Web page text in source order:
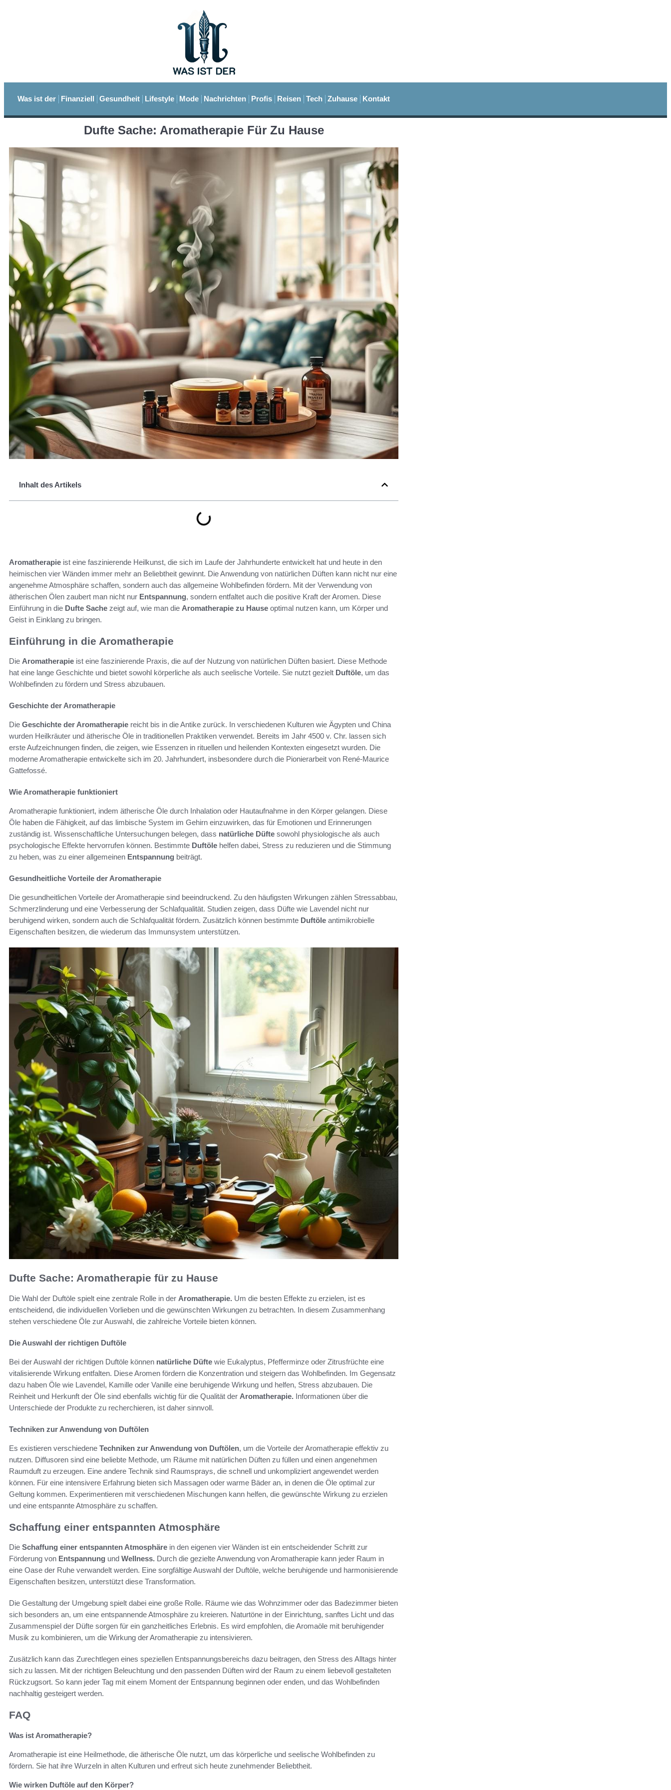
Was ist der Finanziell Gesundheit Lifestyle Mode Nachrichten Profis Reisen Tech Zuhause Kontakt
Dufte Sache: Aromatherapie Für Zu Hause
Inhalt des Artikels
Aromatherapie ist eine faszinierende Heilkunst, die sich im Laufe der Jahrhunderte entwickelt hat und heute in den
heimischen vier Wänden immer mehr an Beliebtheit gewinnt. Die Anwendung von natürlichen Düften kann nicht nur eine
angenehme Atmosphäre schaffen, sondern auch das allgemeine Wohlbefinden fördern. Mit der Verwendung von
ätherischen Ölen zaubert man nicht nur Entspannung, sondern entfaltet auch die positive Kraft der Aromen. Diese
Einführung in die Dufte Sache zeigt auf, wie man die Aromatherapie zu Hause optimal nutzen kann, um Körper und
Geist in Einklang zu bringen.
Einführung in die Aromatherapie
Die Aromatherapie ist eine faszinierende Praxis, die auf der Nutzung von natürlichen Düften basiert. Diese Methode
hat eine lange Geschichte und bietet sowohl körperliche als auch seelische Vorteile. Sie nutzt gezielt Duftöle, um das
Wohlbefinden zu fördern und Stress abzubauen.
Geschichte der Aromatherapie
Die Geschichte der Aromatherapie reicht bis in die Antike zurück. In verschiedenen Kulturen wie Ägypten und China
wurden Heilkräuter und ätherische Öle in traditionellen Praktiken verwendet. Bereits im Jahr 4500 v. Chr. lassen sich
erste Aufzeichnungen finden, die zeigen, wie Essenzen in rituellen und heilenden Kontexten eingesetzt wurden. Die
moderne Aromatherapie entwickelte sich im 20. Jahrhundert, insbesondere durch die Pionierarbeit von René-Maurice
Gattefossé.
Wie Aromatherapie funktioniert
Aromatherapie funktioniert, indem ätherische Öle durch Inhalation oder Hautaufnahme in den Körper gelangen. Diese
Öle haben die Fähigkeit, auf das limbische System im Gehirn einzuwirken, das für Emotionen und Erinnerungen
zuständig ist. Wissenschaftliche Untersuchungen belegen, dass natürliche Düfte sowohl physiologische als auch
psychologische Effekte hervorrufen können. Bestimmte Duftöle helfen dabei, Stress zu reduzieren und die Stimmung
zu heben, was zu einer allgemeinen Entspannung beiträgt.
Gesundheitliche Vorteile der Aromatherapie
Die gesundheitlichen Vorteile der Aromatherapie sind beeindruckend. Zu den häufigsten Wirkungen zählen Stressabbau,
Schmerzlinderung und eine Verbesserung der Schlafqualität. Studien zeigen, dass Düfte wie Lavendel nicht nur
beruhigend wirken, sondern auch die Schlafqualität fördern. Zusätzlich können bestimmte Duftöle antimikrobielle
Eigenschaften besitzen, die wiederum das Immunsystem unterstützen.
Dufte Sache: Aromatherapie für zu Hause
Die Wahl der Duftöle spielt eine zentrale Rolle in der Aromatherapie. Um die besten Effekte zu erzielen, ist es
entscheidend, die individuellen Vorlieben und die gewünschten Wirkungen zu betrachten. In diesem Zusammenhang
stehen verschiedene Öle zur Auswahl, die zahlreiche Vorteile bieten können.
Die Auswahl der richtigen Duftöle
Bei der Auswahl der richtigen Duftöle können natürliche Düfte wie Eukalyptus, Pfefferminze oder Zitrusfrüchte eine
vitalisierende Wirkung entfalten. Diese Aromen fördern die Konzentration und steigern das Wohlbefinden. Im Gegensatz
dazu haben Öle wie Lavendel, Kamille oder Vanille eine beruhigende Wirkung und helfen, Stress abzubauen. Die
Reinheit und Herkunft der Öle sind ebenfalls wichtig für die Qualität der Aromatherapie. Informationen über die
Unterschiede der Produkte zu recherchieren, ist daher sinnvoll.
Techniken zur Anwendung von Duftölen
Es existieren verschiedene Techniken zur Anwendung von Duftölen, um die Vorteile der Aromatherapie effektiv zu
nutzen. Diffusoren sind eine beliebte Methode, um Räume mit natürlichen Düften zu füllen und einen angenehmen
Raumduft zu erzeugen. Eine andere Technik sind Raumsprays, die schnell und unkompliziert angewendet werden
können. Für eine intensivere Erfahrung bieten sich Massagen oder warme Bäder an, in denen die Öle optimal zur
Geltung kommen. Experimentieren mit verschiedenen Mischungen kann helfen, die gewünschte Wirkung zu erzielen
und eine entspannte Atmosphäre zu schaffen.
Schaffung einer entspannten Atmosphäre
Die Schaffung einer entspannten Atmosphäre in den eigenen vier Wänden ist ein entscheidender Schritt zur
Förderung von Entspannung und Wellness. Durch die gezielte Anwendung von Aromatherapie kann jeder Raum in
eine Oase der Ruhe verwandelt werden. Eine sorgfältige Auswahl der Duftöle, welche beruhigende und harmonisierende
Eigenschaften besitzen, unterstützt diese Transformation.
Die Gestaltung der Umgebung spielt dabei eine große Rolle. Räume wie das Wohnzimmer oder das Badezimmer bieten
sich besonders an, um eine entspannende Atmosphäre zu kreieren. Naturtöne in der Einrichtung, sanftes Licht und das
Zusammenspiel der Düfte sorgen für ein ganzheitliches Erlebnis. Es wird empfohlen, die Aromaöle mit beruhigender
Musik zu kombinieren, um die Wirkung der Aromatherapie zu intensivieren.
Zusätzlich kann das Zurechtlegen eines speziellen Entspannungsbereichs dazu beitragen, den Stress des Alltags hinter
sich zu lassen. Mit der richtigen Beleuchtung und den passenden Düften wird der Raum zu einem liebevoll gestalteten
Rückzugsort. So kann jeder Tag mit einem Moment der Entspannung beginnen oder enden, und das Wohlbefinden
nachhaltig gesteigert werden.
FAQ
Was ist Aromatherapie?
Aromatherapie ist eine Heilmethode, die ätherische Öle nutzt, um das körperliche und seelische Wohlbefinden zu
fördern. Sie hat ihre Wurzeln in alten Kulturen und erfreut sich heute zunehmender Beliebtheit.
Wie wirken Duftöle auf den Körper?